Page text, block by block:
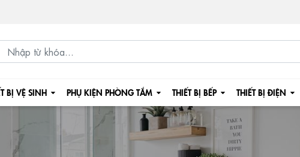
BỊ VỆ SINH PHỤ KIỆN PHÒNG TẮM THIẾT BỊ BẾP THIẾT BỊ ĐIỆN